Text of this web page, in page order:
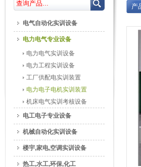
产
电气自动化实训设备
电力电气专业设备
电力电气实训设备
电力工程实训设备
工厂供配电实训装置
电力电子电机实训装置
机床电气实训考核设备
电工电子专业设备
机械自动化实训设备
楼宇,家电,空调实训设备
热工,水工,环保,化工